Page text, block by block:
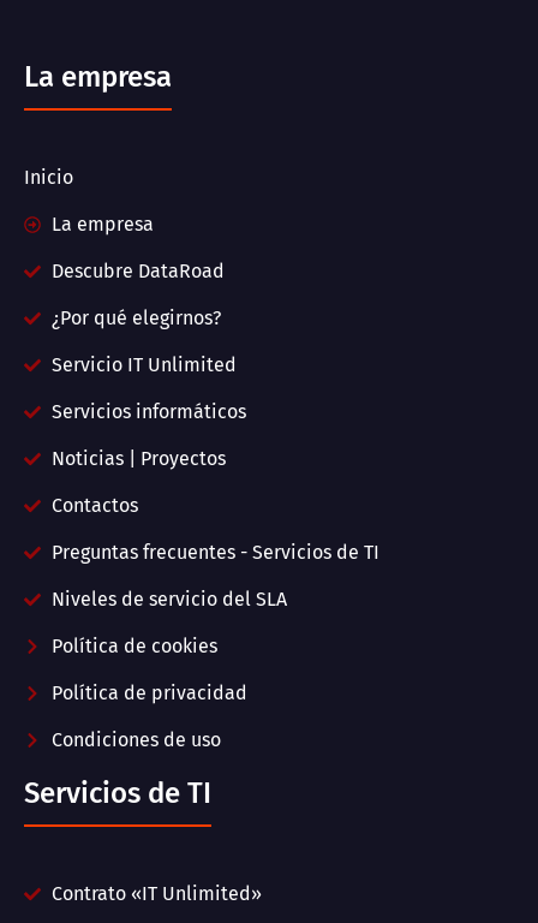
La empresa
Inicio
La empresa
Descubre DataRoad
¿Por qué elegirnos?
Servicio IT Unlimited
Servicios informáticos
Noticias | Proyectos
Contactos
Preguntas frecuentes - Servicios de TI
Niveles de servicio del SLA
Política de cookies
Política de privacidad
Condiciones de uso
Servicios de TI
Contrato «IT Unlimited»